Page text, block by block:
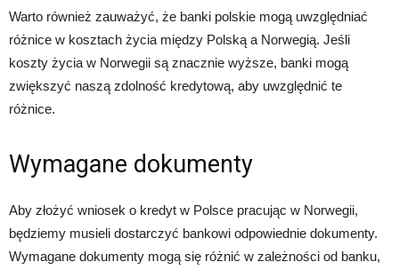
Warto również zauważyć, że banki polskie mogą uwzględniać
różnice w kosztach życia między Polską a Norwegią. Jeśli
koszty życia w Norwegii są znacznie wyższe, banki mogą
zwiększyć naszą zdolność kredytową, aby uwzględnić te
różnice.
Wymagane dokumenty
Aby złożyć wniosek o kredyt w Polsce pracując w Norwegii,
będziemy musieli dostarczyć bankowi odpowiednie dokumenty.
Wymagane dokumenty mogą się różnić w zależności od banku,